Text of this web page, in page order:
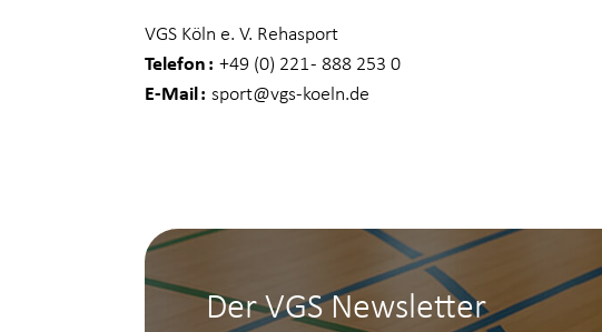
VGS Köln e. V. Rehasport
Telefon +49 (0) 221 - 888 253 0
E-Mail sport@vgs-koeln.de
Der VGS Newsletter